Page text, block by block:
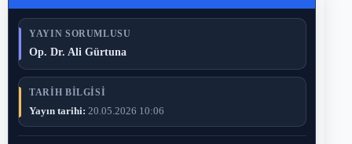
YAYIN SORUMLUSU
Op. Dr. Ali Gürtuna
TARIH BILGISI
Yayın tarihi: 20.05.2026 10:06